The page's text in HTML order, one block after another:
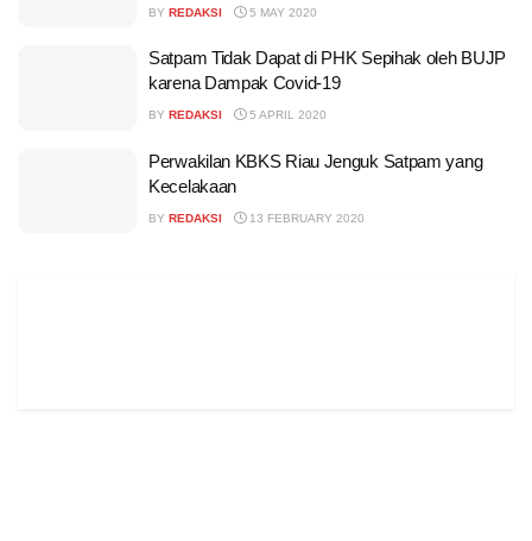
BY REDAKSI 5 MAY 2020
Satpam Tidak Dapat di PHK Sepihak oleh BUJP
karena Dampak Covid-19
BY REDAKSI 5 APRIL 2020
Perwakilan KBKS Riau Jenguk Satpam yang
Kecelakaan
BY REDAKSI 13 FEBRUARY 2020